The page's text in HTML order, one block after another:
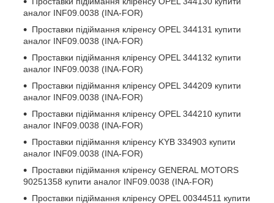
аналог INF09.0038 (INA-FOR)
Проставки підіймання кліренсу OPEL 344131 купити
аналог INF09.0038 (INA-FOR)
Проставки підіймання кліренсу OPEL 344132 купити
аналог INF09.0038 (INA-FOR)
Проставки підіймання кліренсу OPEL 344209 купити
аналог INF09.0038 (INA-FOR)
Проставки підіймання кліренсу OPEL 344210 купити
аналог INF09.0038 (INA-FOR)
Проставки підіймання кліренсу KYB 334903 купити
аналог INF09.0038 (INA-FOR)
Проставки підіймання кліренсу GENERAL MOTORS
90251358 купити аналог INF09.0038 (INA-FOR)
Проставки підіймання кліренсу OPEL 00344511 купити